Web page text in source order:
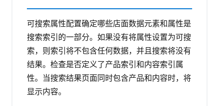
可搜索属性配置确定哪些店面数据元素和属性是
搜索索引的一部分。如果没有将属性设置为可搜
索，则索引将不包含任何数据，并且搜索将没有
结果。检查是否定义了产品索引和内容索引属
性。当搜索结果页面同时包含产品和内容时，将
显示内容。